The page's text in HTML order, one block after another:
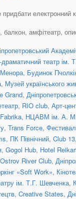
електронний
балкон, амфітеатр,
драматичний театр ім.
Будинок
, Музей українського
Grand,
, RIO club, Арт-
, НЦАВМ ім. А.
, Trans Force,
, ПК Північний, Club 13,
, Gogol Hub, Hotel
Ostrov River Club,
«Soft Work»,
ім. Т.Г. Шевченка,
, Creative States,